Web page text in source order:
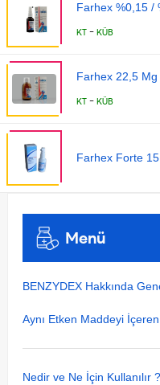
Farhex %0,15 /
KT - KÜB
Farhex 22,5
KT - KÜB
Farhex Forte
Menü
BENZYDEX Hakkında
Aynı Etken Maddeyi
Nedir ve Ne İçin Kullanılır ?